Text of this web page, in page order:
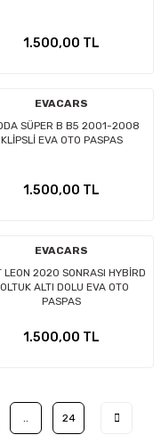
1.500,00 TL
EVACARS
SÜPER B B5 2001-2008
KLİPSLİ EVA OTO PASPAS
1.500,00 TL
EVACARS
LEON 2020 SONRASI HYBİRD
ALTI DOLU EVA OTO
PASPAS
1.500,00 TL
24